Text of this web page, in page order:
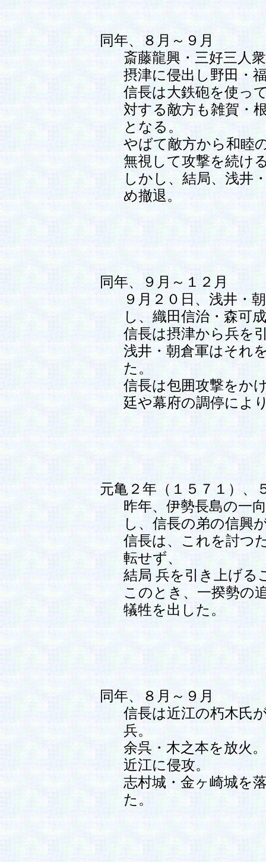
同年、８月～９月
斎藤龍興・三好三人
摂津に侵出し野田・
信長は大鉄砲を使っ
対する敵方も雑賀・
となる。
やばて敵方から和睦
無視して攻撃を続け
しかし、結局、浅井
め撤退。
同年、９月～１２月
９月２０日、浅井・
し、織田信治・森可
信長は摂津から兵を
浅井・朝倉軍はそれ
た。
信長は包囲攻撃をか
廷や幕府の調停によ
元亀２年（１５７１）、
昨年、伊勢長島の一
し、信長の弟の信興
信長は、これを討つ
転せず、
結局 兵を引き上げる
このとき、一揆勢の
犠牲を出した。
同年、８月～９月
信長は近江の朽木氏
兵。
余呉・木之本を放火
近江に侵攻。
志村城・金ヶ崎城を
た。